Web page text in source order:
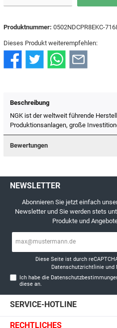
Produktnummer: 0502NDCPR8EKC-
Dieses Produkt weiterempfehlen:
Beschreibung
NGK ist der weltweit führende
Produktionsanlagen, große
Bewertungen
NEWSLETTER
Abonnieren Sie jetzt einfach
Newsletter und Sie werden stets
Produkte und
Diese Seite ist durch
Datenschutzrichtlinieund
Ich habe die
diese an.
SERVICE-HOTLINE
RECHTLICHES